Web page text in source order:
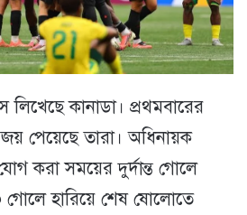
লিখেছে কানাডা। প্রথমবারের
পেয়েছে তারা। অধিনায়ক
করা সময়ের দুর্দান্ত গোলে
গোলে হারিয়ে শেষ ষোলোতে